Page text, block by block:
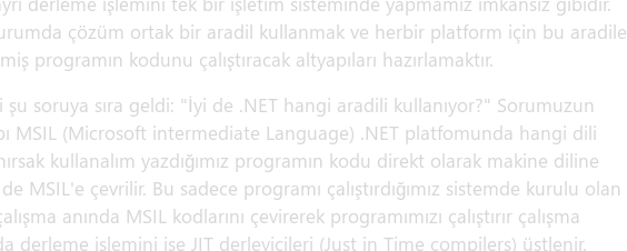
çözüm ortak bir aradil kullanmak ve herbir platform için bu aradile
programın kodunu çalıştıracak altyapıları hazırlamaktır.
şu soruya sıra geldi: "İyi de .NET hangi aradili kullanıyor?" Sorumuzun
MSIL (Microsoft intermediate Language) .NET platfomunda hangi dili
kullanalım yazdığımız programın kodu direkt olarak makine diline
MSIL'e çevrilir. Bu sadece programı çalıştırdığımız sistemde kurulu olan
anında MSIL kodlarını çevirerek programımızı çalıştırır çalışma
derleme işlemini ise JIT derleyicileri (Just in Time compilers) üstlenir.